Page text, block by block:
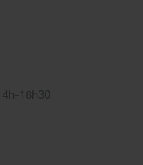
18h30